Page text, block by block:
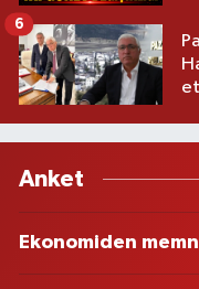
6
Anket
Ekonomiden